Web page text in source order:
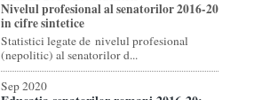
Nivelul profesional al senatorilor 2016-20
in cifre sintetice
Statistici legate de nivelul profesional
(nepolitic) al senatorilor d...
Sep 2020